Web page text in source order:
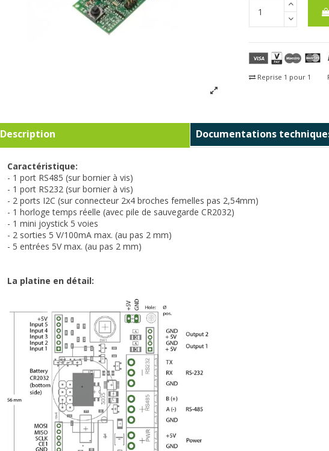
Reprise 1 pour 1
Description Documentations
Caractéristique:
- 1 port RS485 (sur bornier à vis)
- 1 port RS232 (sur bornier à vis)
- 2 ports I2C (sur connecteur 2x4 broches femelles pas 2,54mm)
- 1 horloge temps réelle (avec pile de sauvegarde CR2032)
- 1 mini joystick 5 voies
- 2 sorties 5 V/100mA max. (au pas 2 mm)
- 5 entrées 5V max. (au pas 2 mm)
La platine en détail: